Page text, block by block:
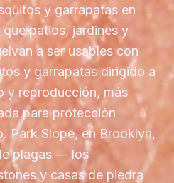
y garrapatas en
patios, jardines y
a ser usables con
y garrapatas dirigido a
y reproducción, más
para protección
Park Slope, en Brooklyn,
plagas — los
y casas de piedra